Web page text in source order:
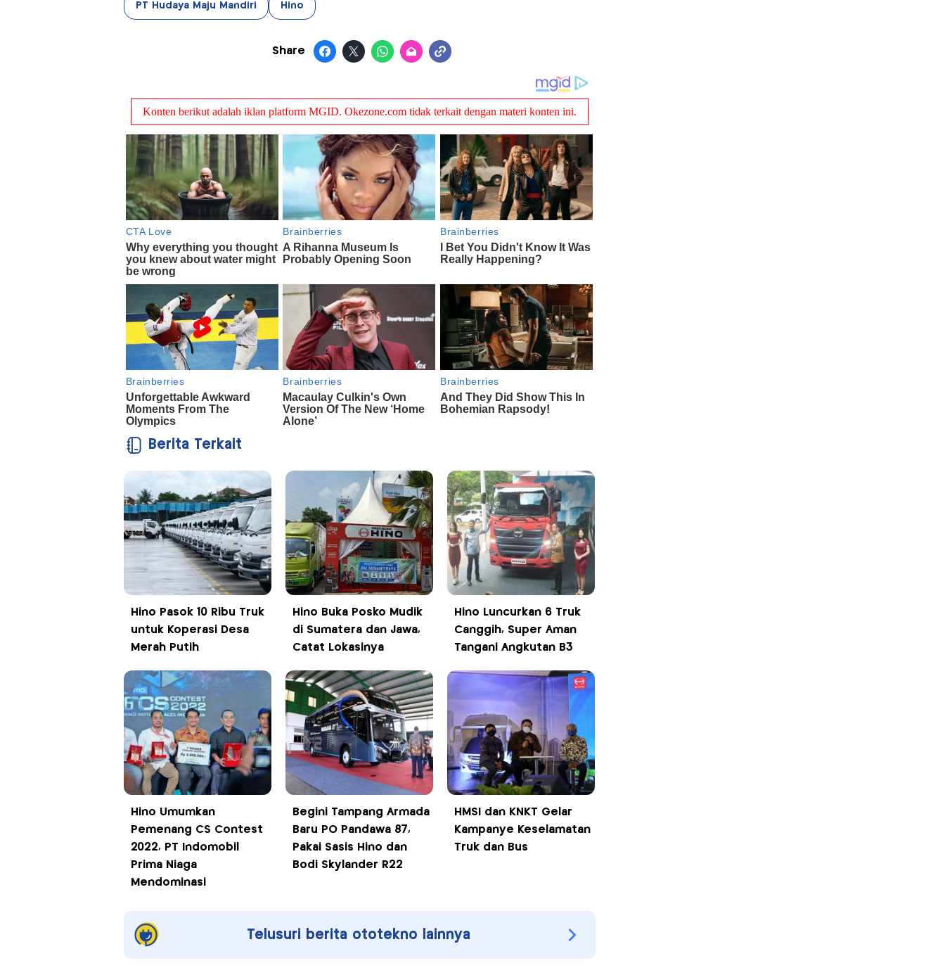
PT Hudaya Maju Mandiri Hino
Share
Berita Terkait
Hino Pasok 10 Ribu Truk
untuk Koperasi Desa
Merah Putih
Hino Buka Posko Mudik
di Sumatera dan Jawa,
Catat Lokasinya
Hino Luncurkan 6 Truk
Canggih, Super Aman
Tangani Angkutan B3
Hino Umumkan
Pemenang CS Contest
2022, PT Indomobil
Prima Niaga
Mendominasi
Begini Tampang Armada
Baru PO Pandawa 87,
Pakai Sasis Hino dan
Bodi Skylander R22
HMSI dan KNKT Gelar
Kampanye Keselamatan
Truk dan Bus
Telusuri berita ototekno lainnya